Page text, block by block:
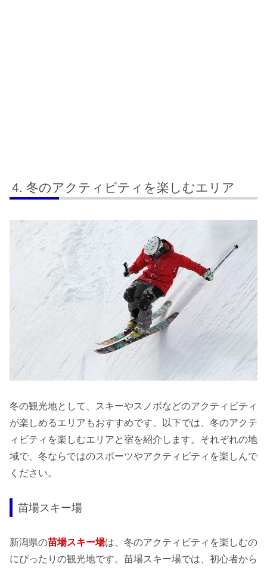
冬のアクティビティを楽しむエリア
冬の観光地として、スキーやスノボなどのアクティビティ
が楽しめるエリアもおすすめです。以下では、冬のアクテ
ィビティを楽しむエリアと宿を紹介します。それぞれの地
域で、冬ならではのスポーツやアクティビティを楽しんで
ください。
苗場スキー場
新潟県の苗場スキー場は、冬のアクティビティを楽しむの
にぴったりの観光地です。苗場スキー場では、初心者から